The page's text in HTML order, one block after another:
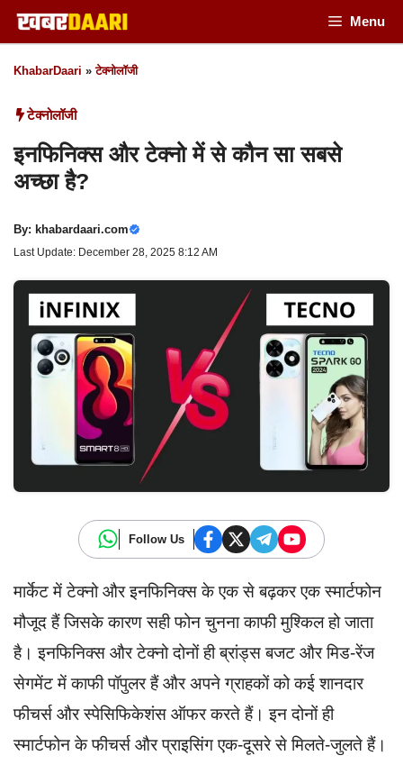
Skip
to
content
Menu
KhabarDaari »टेक्नोलॉजी
टेक्नोलॉजी
इनफिनिक्स और टेक्नो में से कौन सा सबसे
अच्छा है?
By: khabardaari.com
Last Update: December 28, 2025 8:12 AM
Follow Us
मार्केट में टेक्नो और इनफिनिक्स के एक से बढ़कर एक स्मार्टफोन
मौजूद हैं जिसके कारण सही फोन चुनना काफी मुश्किल हो जाता
है। इनफिनिक्स और टेक्नो दोनों ही ब्रांड्स बजट और मिड-रेंज
सेगमेंट में काफी पॉपुलर हैं और अपने ग्राहकों को कई शानदार
फीचर्स और स्पेसिफिकेशंस ऑफर करते हैं। इन दोनों ही
स्मार्टफोन के फीचर्स और प्राइसिंग एक-दूसरे से मिलते-जुलते हैं।